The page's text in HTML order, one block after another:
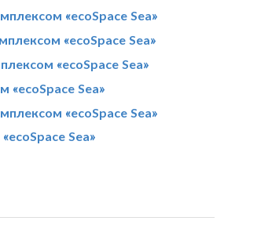
«ecoSpace Sea»
«ecoSpace Sea»
«ecoSpace Sea»
«ecoSpace Sea»
«ecoSpace Sea»
Sea»